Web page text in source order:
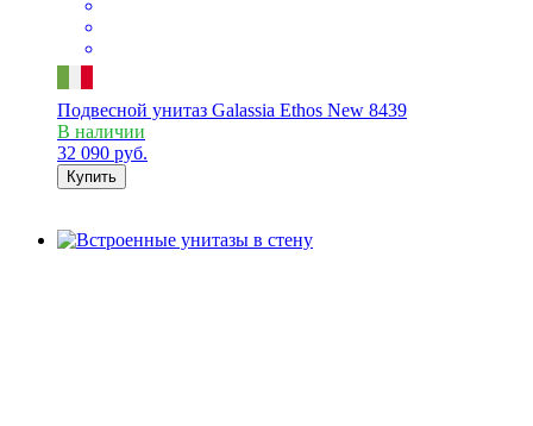
Подвесной унитаз Galassia Ethos New 8439
В наличии
32 090 руб.
Купить